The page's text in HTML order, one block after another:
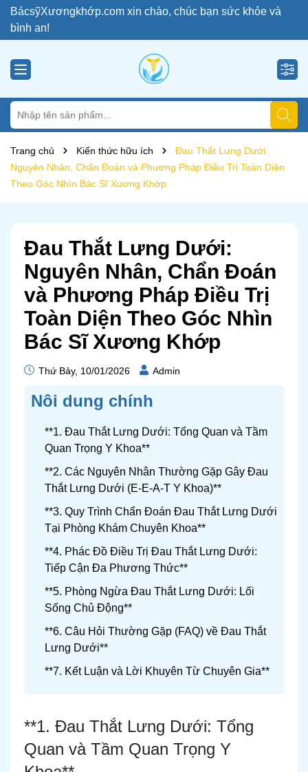
BácsỹXươngkhớp.com xin chào, chúc bạn sức khỏe và
bình an!
Trang chủ Kiến thức hữu ích
Đau Thắt Lưng Dưới:
Nguyên Nhân, Chẩn Đoán và Phương Pháp Điều Trị Toàn Diện
Theo Góc Nhìn Bác Sĩ Xương Khớp
Đau Thắt Lưng Dưới:
Nguyên Nhân, Chẩn Đoán
và Phương Pháp Điều Trị
Toàn Diện Theo Góc Nhìn
Bác Sĩ Xương Khớp
Thứ Bảy, 10/01/2026 Admin
Nôi dung chính
**1. Đau Thắt Lưng Dưới: Tổng Quan và Tầm
Quan Trọng Y Khoa**
**2. Các Nguyên Nhân Thường Gặp Gây Đau
Thắt Lưng Dưới (E-E-A-T Y Khoa)**
**3. Quy Trình Chẩn Đoán Đau Thắt Lưng Dưới
Tại Phòng Khám Chuyên Khoa**
**4. Phác Đồ Điều Trị Đau Thắt Lưng Dưới:
Tiếp Cận Đa Phương Thức**
**5. Phòng Ngừa Đau Thắt Lưng Dưới: Lối
Sống Chủ Động**
**6. Câu Hỏi Thường Gặp (FAQ) về Đau Thắt
Lưng Dưới**
**7. Kết Luận và Lời Khuyên Từ Chuyên Gia**
**1. Đau Thắt Lưng Dưới: Tổng
Quan và Tầm Quan Trọng Y